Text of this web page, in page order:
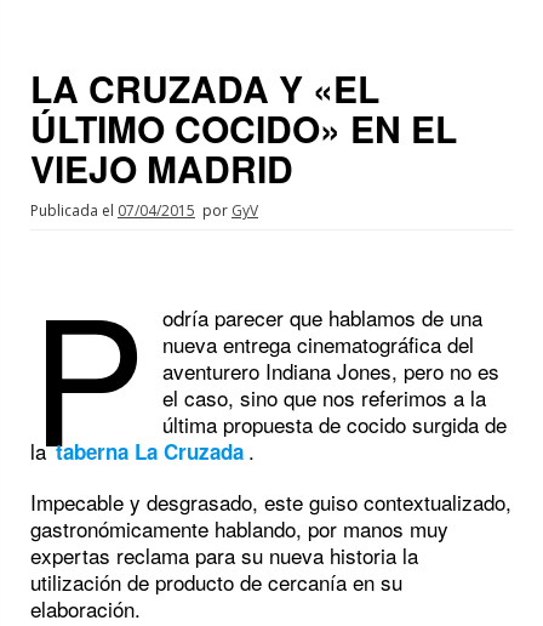
LA CRUZADA Y «EL
ÚLTIMO COCIDO» EN EL
VIEJO MADRID
Publicada el 07/04/2015 por GyV
P
odría parecer que hablamos de una
nueva entrega cinematográfica del
aventurero Indiana Jones, pero no es
el caso, sino que nos referimos a la
última propuesta de cocido surgida de
lataberna La Cruzada .
Impecable y desgrasado, este guiso contextualizado,
gastronómicamente hablando, por manos muy
expertas reclama para su nueva historia la
utilización de producto de cercanía en su
elaboración.